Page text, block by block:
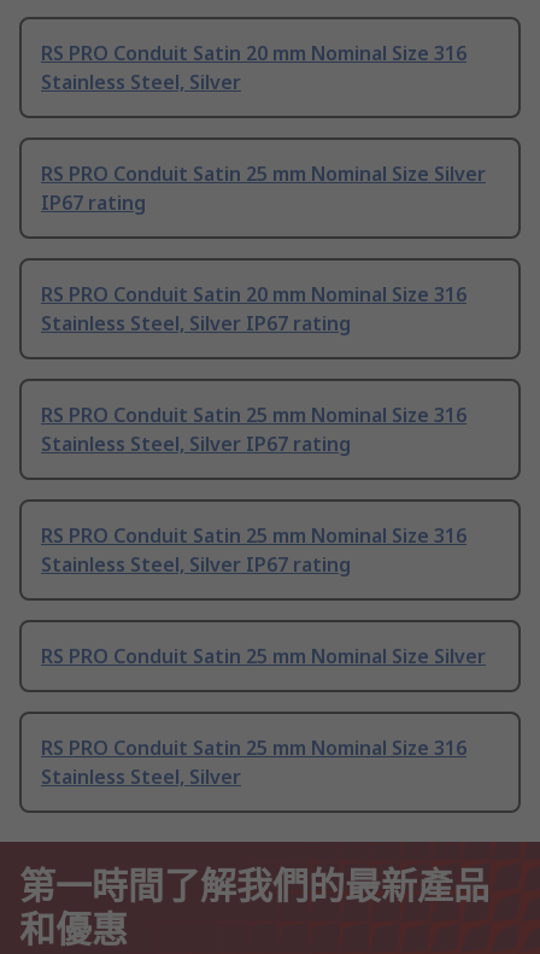
RS PRO Conduit Satin 20 mm Nominal Size 316
Stainless Steel, Silver
RS PRO Conduit Satin 25 mm Nominal Size Silver
IP67 rating
RS PRO Conduit Satin 20 mm Nominal Size 316
Stainless Steel, Silver IP67 rating
RS PRO Conduit Satin 25 mm Nominal Size 316
Stainless Steel, Silver IP67 rating
RS PRO Conduit Satin 25 mm Nominal Size 316
Stainless Steel, Silver IP67 rating
RS PRO Conduit Satin 25 mm Nominal Size Silver
RS PRO Conduit Satin 25 mm Nominal Size 316
Stainless Steel, Silver
第一時間了解我們的最新產品
和優惠